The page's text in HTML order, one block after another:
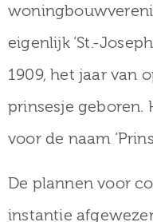
eigenlijk ‘St.-
1909, het jaar van
prinsesje geboren.
voor de naam
De plannen voor
instantie